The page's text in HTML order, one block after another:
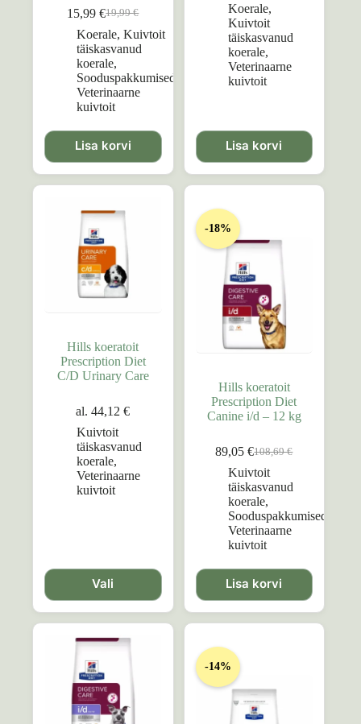
19,99€
Algne
hind
oli:
19,99 €.
15,99€Praegune
hind
on:
15,99 €.
Koerale, Kuivtoit
täiskasvanud
koerale,
Sooduspakkumised
Veterinaarne
kuivtoit
Lisa korvi
Koerale,
Kuivtoit
täiskasvanud
koerale,
Veterinaarne
kuivtoit
Lisa korvi
Hills koeratoit
Prescription Diet
C/D Urinary Care
al.44,12€
Kuivtoit
täiskasvanud
koerale,
Veterinaarne
kuivtoit
Vali
Sellel
on
mitu
varianti.
Valikuid
tootelehel.
-18%
Hills koeratoit
Prescription Diet
Canine i/d – 12 kg
108,69€
Algne
hind
oli:
108,69 €.
89,05€Praegune
hind
on:
89,05 €.
Kuivtoit
täiskasvanud
koerale,
Sooduspakkumised
Veterinaarne
kuivtoit
Lisa korvi
-14%